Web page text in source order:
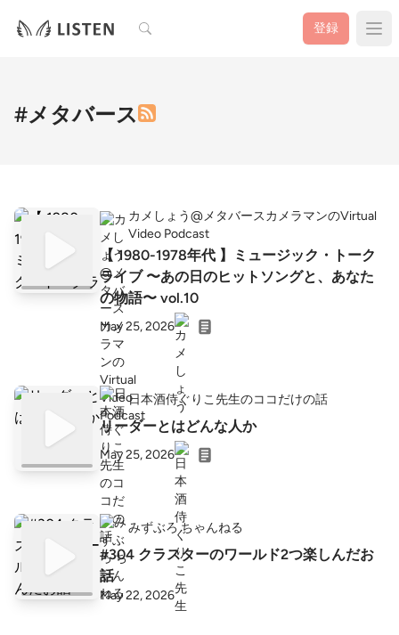
検索 登録
#メタバース
カメしょう@メタバースカメラマンのVirtual
Video Podcast
【 1980-1978年代 】ミュージック・トーク
ライブ 〜あの日のヒットソングと、あなた
の物語〜 vol.10
May 25, 2026
日本酒侍ぐりこ先生のココだけの話
リーダーとはどんな人か
May 25, 2026
みずぶろ ちゃんねる
#304 クラスターのワールド2つ楽しんだお
話
May 22, 2026